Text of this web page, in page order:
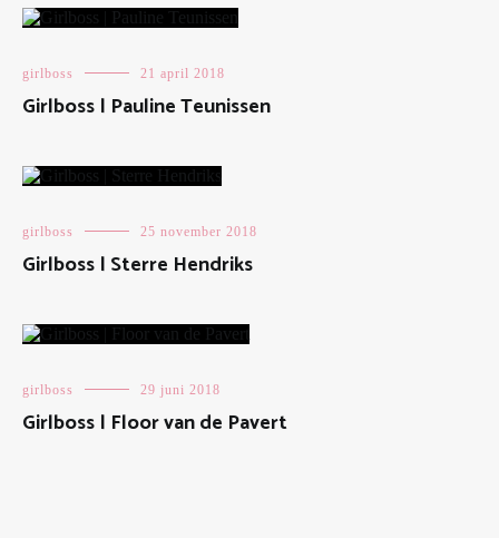
girlboss 21 april 2018
Girlboss | Pauline Teunissen
girlboss 25 november 2018
Girlboss | Sterre Hendriks
girlboss 29 juni 2018
Girlboss | Floor van de Pavert